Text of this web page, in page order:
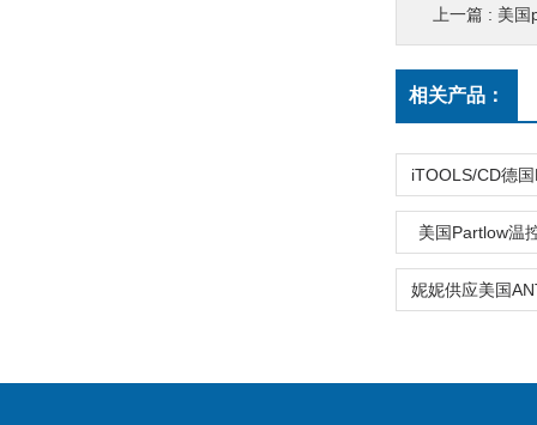
上一篇 : 美国
相关产品：
美国Partlow温